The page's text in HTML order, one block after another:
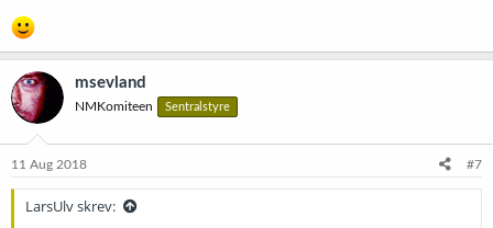
msevland
NMKomiteen Sentralstyre
11 Aug 2018 #7
LarsUlv skrev: